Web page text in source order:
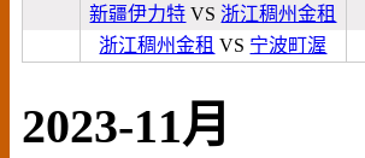
新疆伊力特 VS 浙江稠州金租
浙江稠州金租 VS 宁波町渥
2023-11月